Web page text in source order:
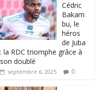
‎Cédric
Bakam
bu, le
héros
de Juba
: la RDC triomphe grâce à
son doublé
septembre 6, 2025 0